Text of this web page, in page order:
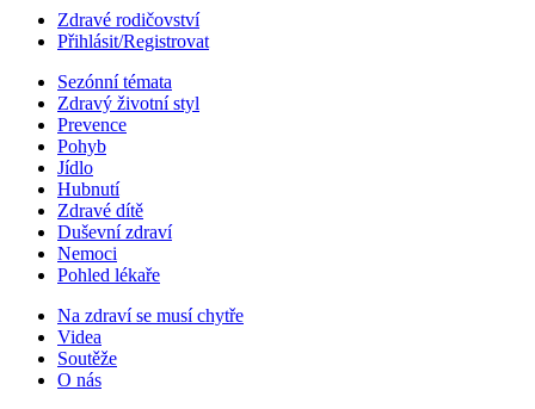
Zdravé rodičovství
Přihlásit/Registrovat
Sezónní témata
Zdravý životní styl
Prevence
Pohyb
Jídlo
Hubnutí
Zdravé dítě
Duševní zdraví
Nemoci
Pohled lékaře
Na zdraví se musí chytře
Videa
Soutěže
O nás